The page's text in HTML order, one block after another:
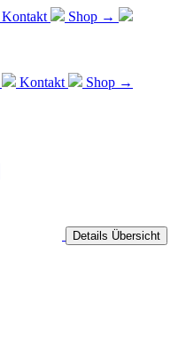
Kontakt
Shop →
Kontakt
Shop →
Details Übersicht